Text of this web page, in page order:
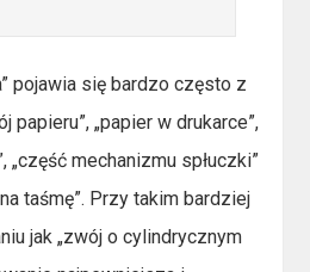
pojawia się bardzo często z
papieru”, „papier w drukarce”,
„część mechanizmu spłuczki”
taśmę”. Przy takim bardziej
jak „zwój o cylindrycznym